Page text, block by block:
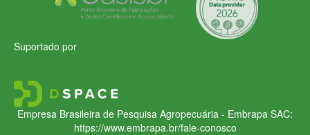
Suportado por
Empresa Brasileira de Pesquisa Agropecuária - Embrapa SAC:
https://www.embrapa.br/fale-conosco